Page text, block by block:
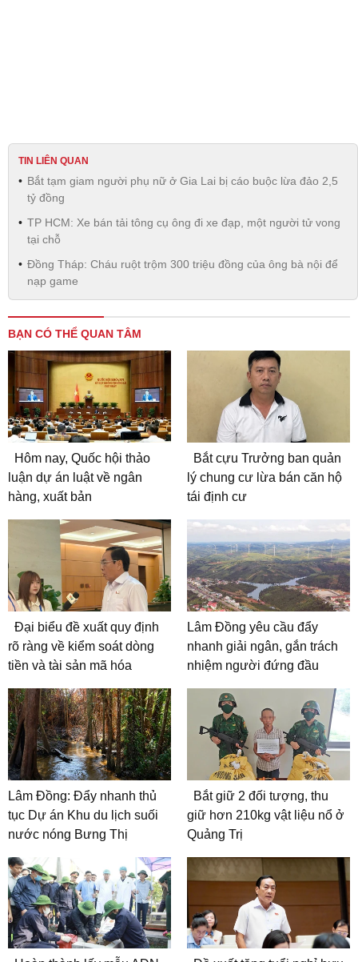
TIN LIÊN QUAN
Bắt tạm giam người phụ nữ ở Gia Lai bị cáo buộc lừa đảo 2,5
tỷ đồng
TP HCM: Xe bán tải tông cụ ông đi xe đạp, một người tử vong
tại chỗ
Đồng Tháp: Cháu ruột trộm 300 triệu đồng của ông bà nội để
nạp game
BẠN CÓ THỂ QUAN TÂM
Hôm nay, Quốc hội thảo
luận dự án luật về ngân
hàng, xuất bản
Bắt cựu Trưởng ban quản
lý chung cư lừa bán căn hộ
tái định cư
Đại biểu đề xuất quy định
rõ ràng về kiểm soát dòng
tiền và tài sản mã hóa
Lâm Đồng yêu cầu đẩy
nhanh giải ngân, gắn trách
nhiệm người đứng đầu
Lâm Đồng: Đẩy nhanh thủ
tục Dự án Khu du lịch suối
nước nóng Bưng Thị
Bắt giữ 2 đối tượng, thu
giữ hơn 210kg vật liệu nổ ở
Quảng Trị